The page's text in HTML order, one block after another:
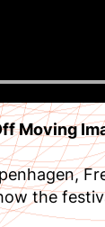
Moving
the